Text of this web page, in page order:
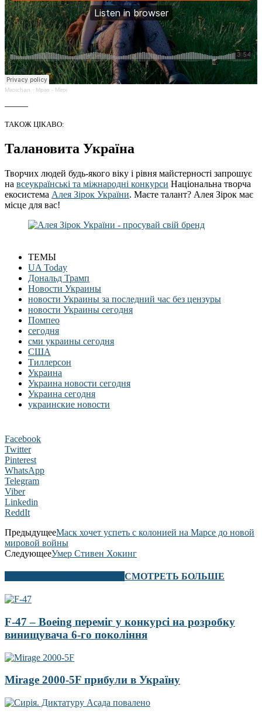
Miroichan · Мрію - Miroi
ТАКОЖ ЦІКАВО:
Талановита Україна
Творчих людей будь-якого віку і рівня майстерності запрошує
на всеукраїнські та міжнародні конкурси Національна творча
екосистема Алея Зірок України. Маєте талант? Алея Зірок має
місце для вас!
ТЕМЫ
UA Today
Дональд Трамп
Новости Украины
новости Украины за последний час без цензуры
новости Украины сегодня
Помпео
сегодня
сми украины сегодня
США
Тиллерсон
Украина
Украина новости сегодня
Украина сегодня
украинские новости
Facebook
Twitter
Pinterest
WhatsApp
Telegram
Viber
Linkedin
ReddIt
ПредыдущееМаск хочет успеть с колонией на Марсе до новой
мировой войны
СледующееУмер Стивен Хокинг
СМОТРЕТЬ БОЛЬШЕ
F-47 – Boeing переміг у конкурсі на розробку
винищувача 6-го покоління
Mirage 2000-5F прибули в Україну